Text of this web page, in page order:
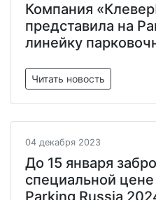
Компания
представила на
линейку
Читать новость
04 декабря 2023
До 15 января
специальной
Parking Russia